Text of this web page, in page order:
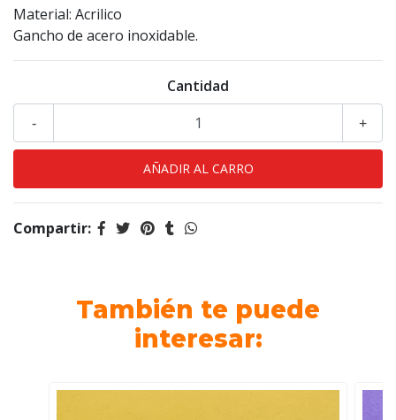
Material: Acrilico
Gancho de acero inoxidable.
Cantidad
+
-
Compartir:
También te puede
interesar: